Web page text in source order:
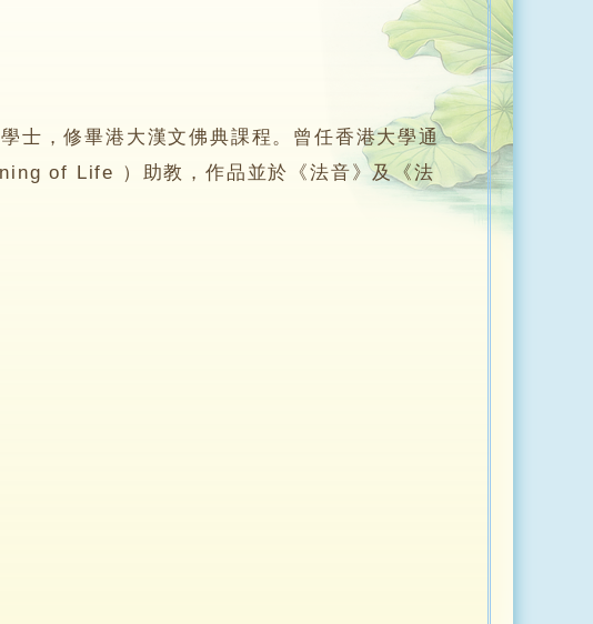
，修畢港大漢文佛典課程。曾任香港大學通
of Life ）助教，作品並於《法音》及《法